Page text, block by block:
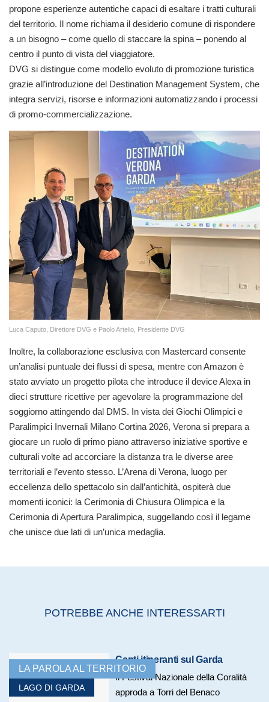
propone esperienze autentiche capaci di esaltare i tratti culturali
del territorio. Il nome richiama il desiderio comune di rispondere
a un bisogno – come quello di staccare la spina – ponendo al
centro il punto di vista del viaggiatore.
DVG si distingue come modello evoluto di promozione turistica
grazie all’introduzione del Destination Management System, che
integra servizi, risorse e informazioni automatizzando i processi
di promo-commercializzazione.
Luca Caputo, Direttore DVG e Paolo Artelio, Presidente DVG
Inoltre, la collaborazione esclusiva con Mastercard consente
un’analisi puntuale dei flussi di spesa, mentre con Amazon è
stato avviato un progetto pilota che introduce il device Alexa in
dieci strutture ricettive per agevolare la programmazione del
soggiorno attingendo dal DMS. In vista dei Giochi Olimpici e
Paralimpici Invernali Milano Cortina 2026, Verona si prepara a
giocare un ruolo di primo piano attraverso iniziative sportive e
culturali volte ad accorciare la distanza tra le diverse aree
territoriali e l’evento stesso. L’Arena di Verona, luogo per
eccellenza dello spettacolo sin dall’antichità, ospiterà due
momenti iconici: la Cerimonia di Chiusura Olimpica e la
Cerimonia di Apertura Paralimpica, suggellando così il legame
che unisce due lati di un’unica medaglia.
POTREBBE ANCHE INTERESSARTI
LA PAROLA AL TERRITORIO
LAGO DI GARDA
Canti itineranti sul Garda
Il Festival Nazionale della Coralità
approda a Torri del Benaco